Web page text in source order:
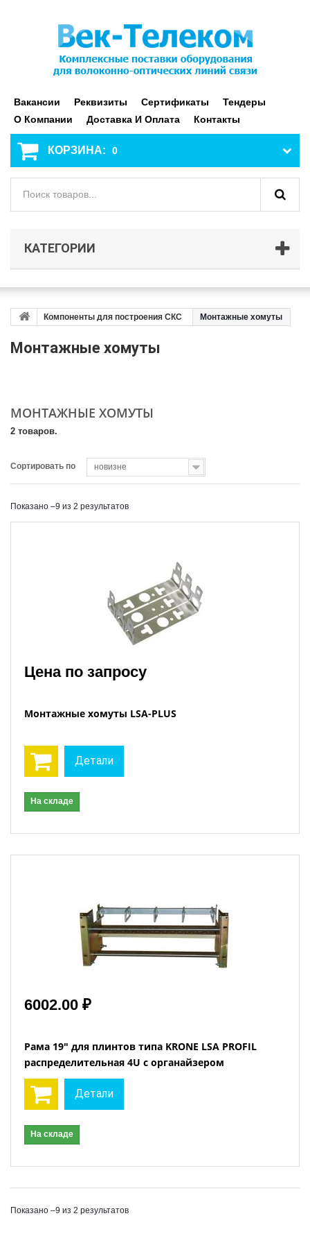
Вакансии Реквизиты Сертификаты
Тендеры
О Компании
Доставка И Оплата Контакты
КОРЗИНА: 0
КАТЕГОРИИ
Компоненты для построения СКС Монтажные хомуты
Монтажные хомуты
МОНТАЖНЫЕ ХОМУТЫ
2 товаров.
Сортировать по новизне
Показано –9 из 2 результатов
Цена по запросу
Монтажные хомуты LSA-PLUS
Детали
На складе
6002.00 ₽
Рама 19" для плинтов типа KRONE LSA PROFIL
распределительная 4U с органайзером
Детали
На складе
Показано –9 из 2 результатов